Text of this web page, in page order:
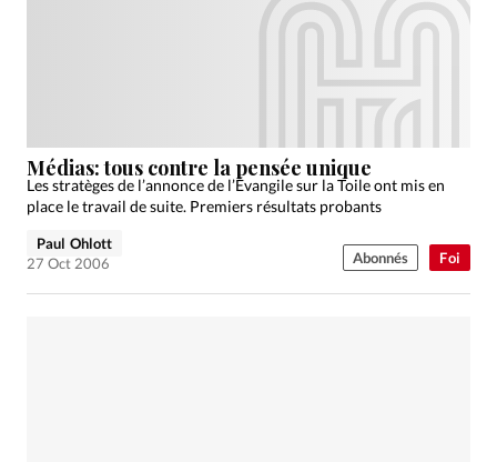
Foi
Médias: tous contre la pensée unique
Les stratèges de l’annonce de l’Évangile sur la Toile ont mis en
place le travail de suite. Premiers résultats probants
Paul Ohlott
27 Oct 2006
Abonnés